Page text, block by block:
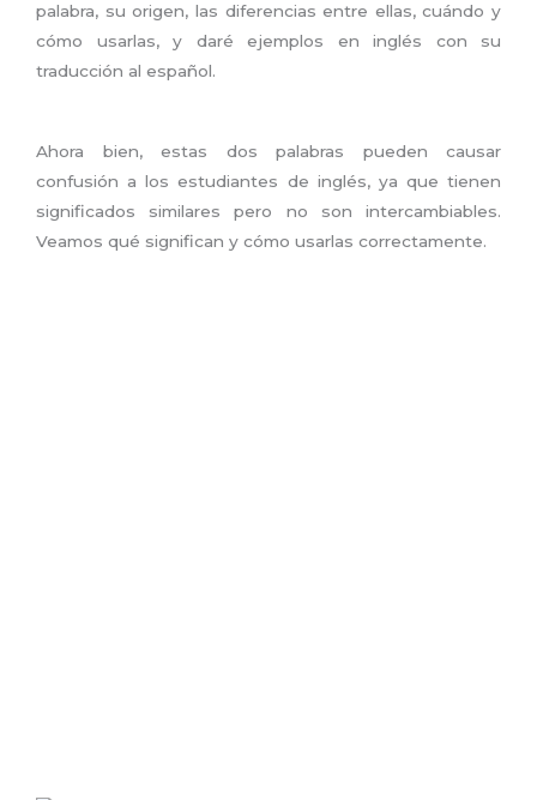
palabra, su origen, las diferencias entre ellas, cuándo y
cómo usarlas, y daré ejemplos en inglés con su
traducción al español.
Ahora bien, estas dos palabras pueden causar
confusión a los estudiantes de inglés, ya que tienen
significados similares pero no son intercambiables.
Veamos qué significan y cómo usarlas correctamente.